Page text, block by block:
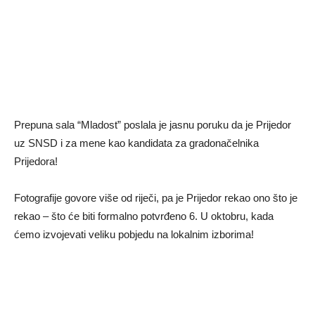
Prepuna sala “Mladost” poslala je jasnu poruku da je Prijedor
uz SNSD i za mene kao kandidata za gradonačelnika
Prijedora!
Fotografije govore više od riječi, pa je Prijedor rekao ono što je
rekao – što će biti formalno potvrđeno 6. U oktobru, kada
ćemo izvojevati veliku pobjedu na lokalnim izborima!